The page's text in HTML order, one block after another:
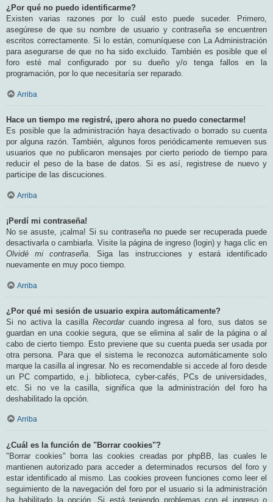
¿Por qué no puedo identificarme?
Existen varias razones por lo cuál esto puede suceder. Primero,
asegúrese de que su nombre de usuario y contraseña se encuentren
escritos correctamente. Si lo están, comuníquese con La Administración
para asegurarse de que no ha sido excluido. También es posible que el
foro esté mal configurado por su dueño y/o tenga fallos en la
programación, por lo que necesitaría ser reparado.
Arriba
Hace un tiempo me registré, ¡pero ahora no puedo conectarme!
Es posible que la administración haya desactivado o borrado su cuenta
por alguna razón. También, algunos foros periódicamente remueven sus
usuarios que no publicaron mensajes por cierto periodo de tiempo para
reducir el peso de la base de datos. Si es así, registrese de nuevo y
participe de las discuciones.
Arriba
¡Perdí mi contraseña!
No se asuste, ¡calma! Si su contraseña no puede ser recuperada puede
desactivarla o cambiarla. Visite la página de ingreso (login) y haga clic en
Olvidé mi contraseña. Siga las instrucciones y estará identificado
nuevamente en muy poco tiempo.
Arriba
¿Por qué mi sesión de usuario expira automáticamente?
Si no activa la casilla Recordarcuando ingresa al foro, sus datos se
guardan en una cookie segura, que se elimina al salir de la página o al
cabo de cierto tiempo. Esto previene que su cuenta pueda ser usada por
otra persona. Para que el sistema le reconozca automáticamente solo
marque la casilla al ingresar. No es recomendable si accede al foro desde
un PC compartido, e.j. biblioteca, cyber-cafés, PCs de universidades,
etc. Si no ve la casilla, significa que la administración del foro ha
deshabilitado la opción.
Arriba
¿Cuál es la función de "Borrar cookies"?
"Borrar cookies" borra las cookies creadas por phpBB, las cuales le
mantienen autorizado para acceder a determinados recursos del foro y
estar identificado al mismo. Las cookies proveen funciones como leer el
seguimiento de la navegación del foro por el usuario si la administración
ha habilitado la opción. Si está teniendo problemas con el ingreso o